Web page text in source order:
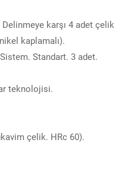
karşı 4 adet çelik
kaplamalı).
Standart. 3 adet.
teknolojisi.
çelik. HRc 60).